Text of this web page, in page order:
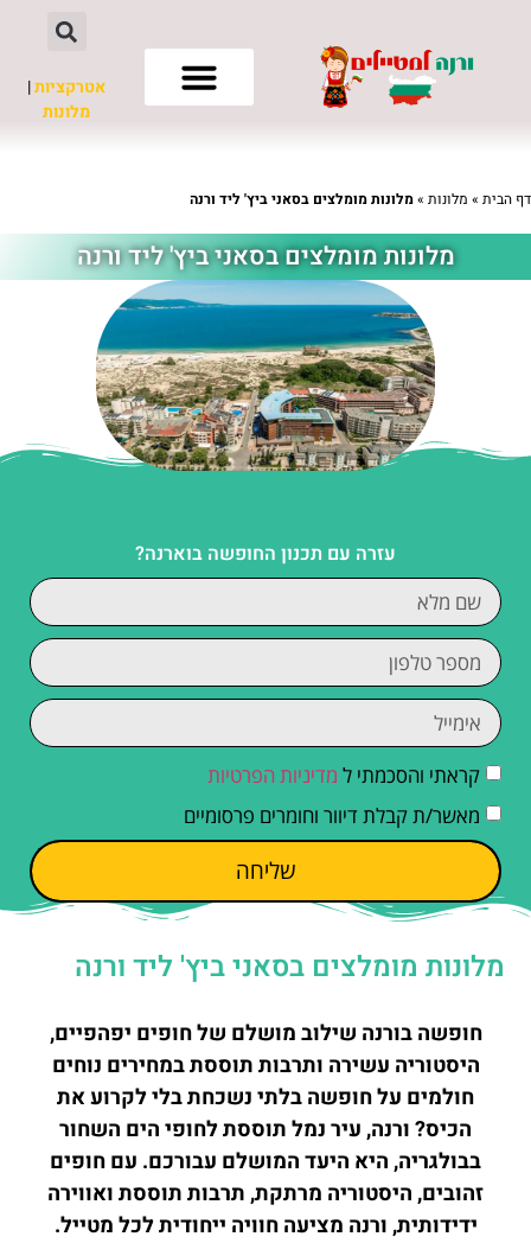
אטרקציות|
מלונות
דף הבית » מלונות »מלונות מומלצים בסאני ביץ' ליד ורנה
מלונות מומלצים בסאני ביץ' ליד ורנה
עזרה עם תכנון החופשה בוארנה?
קראתי והסכמתי ל מדיניות הפרטיות
מאשר/ת קבלת דיוור וחומרים פרסומיים
שליחה
מלונות מומלצים בסאני ביץ' ליד ורנה
חופשה בורנה שילוב מושלם של חופים יפהפיים,
היסטוריה עשירה ותרבות תוססת במחירים נוחים
חולמים על חופשה בלתי נשכחת בלי לקרוע את
הכיס? ורנה, עיר נמל תוססת לחופי הים השחור
בבולגריה, היא היעד המושלם עבורכם. עם חופים
זהובים, היסטוריה מרתקת, תרבות תוססת ואווירה
ידידותית, ורנה מציעה חוויה ייחודית לכל מטייל.